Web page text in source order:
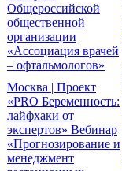
Общероссийской
общественной
организации
«Ассоциация врачей
– офтальмологов»
Москва | Проект
«PRO Беременность:
лайфхаки от
экспертов» Вебинар
«Прогнозирование и
менеджмент